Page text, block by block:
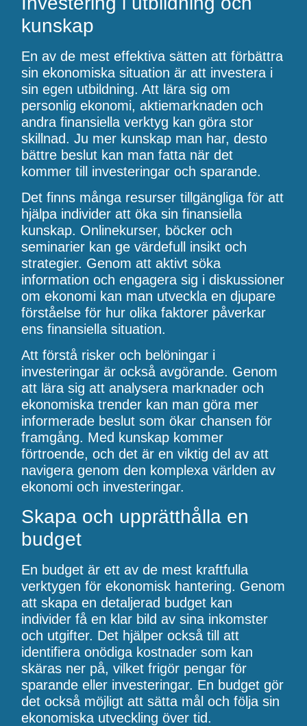
kunskap
En av de mest effektiva sätten att förbättra
sin ekonomiska situation är att investera i
sin egen utbildning. Att lära sig om
personlig ekonomi, aktiemarknaden och
andra finansiella verktyg kan göra stor
skillnad. Ju mer kunskap man har, desto
bättre beslut kan man fatta när det
kommer till investeringar och sparande.
Det finns många resurser tillgängliga för att
hjälpa individer att öka sin finansiella
kunskap. Onlinekurser, böcker och
seminarier kan ge värdefull insikt och
strategier. Genom att aktivt söka
information och engagera sig i diskussioner
om ekonomi kan man utveckla en djupare
förståelse för hur olika faktorer påverkar
ens finansiella situation.
Att förstå risker och belöningar i
investeringar är också avgörande. Genom
att lära sig att analysera marknader och
ekonomiska trender kan man göra mer
informerade beslut som ökar chansen för
framgång. Med kunskap kommer
förtroende, och det är en viktig del av att
navigera genom den komplexa världen av
ekonomi och investeringar.
Skapa och upprätthålla en
budget
En budget är ett av de mest kraftfulla
verktygen för ekonomisk hantering. Genom
att skapa en detaljerad budget kan
individer få en klar bild av sina inkomster
och utgifter. Det hjälper också till att
identifiera onödiga kostnader som kan
skäras ner på, vilket frigör pengar för
sparande eller investeringar. En budget gör
det också möjligt att sätta mål och följa sin
ekonomiska utveckling över tid.